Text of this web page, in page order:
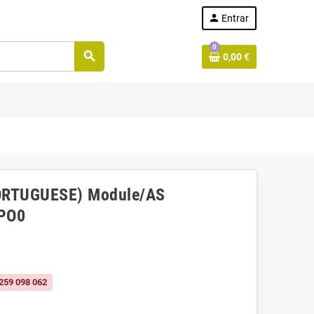
person Entrar
search
0
0,00 €
Module/AS
098 062